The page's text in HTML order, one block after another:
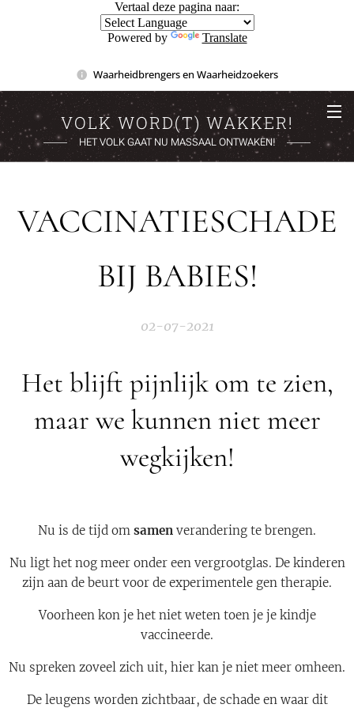
Vertaal deze pagina naar:
Powered by Translate
Waarheidbrengers en Waarheidzoekers
VOLK WORD(T) WAKKER!
HET VOLK GAAT NU MASSAAL ONTWAKEN!
VACCINATIESCHADE
BIJ BABIES!
02-07-2021
Het blijft pijnlijk om te zien,
maar we kunnen niet meer
wegkijken!
Nu is de tijd om samen verandering te brengen.
Nu ligt het nog meer onder een vergrootglas. De kinderen
zijn aan de beurt voor de experimentele gen therapie.
Voorheen kon je het niet weten toen je je kindje
vaccineerde.
Nu spreken zoveel zich uit, hier kan je niet meer omheen.
De leugens worden zichtbaar, de schade en waar dit